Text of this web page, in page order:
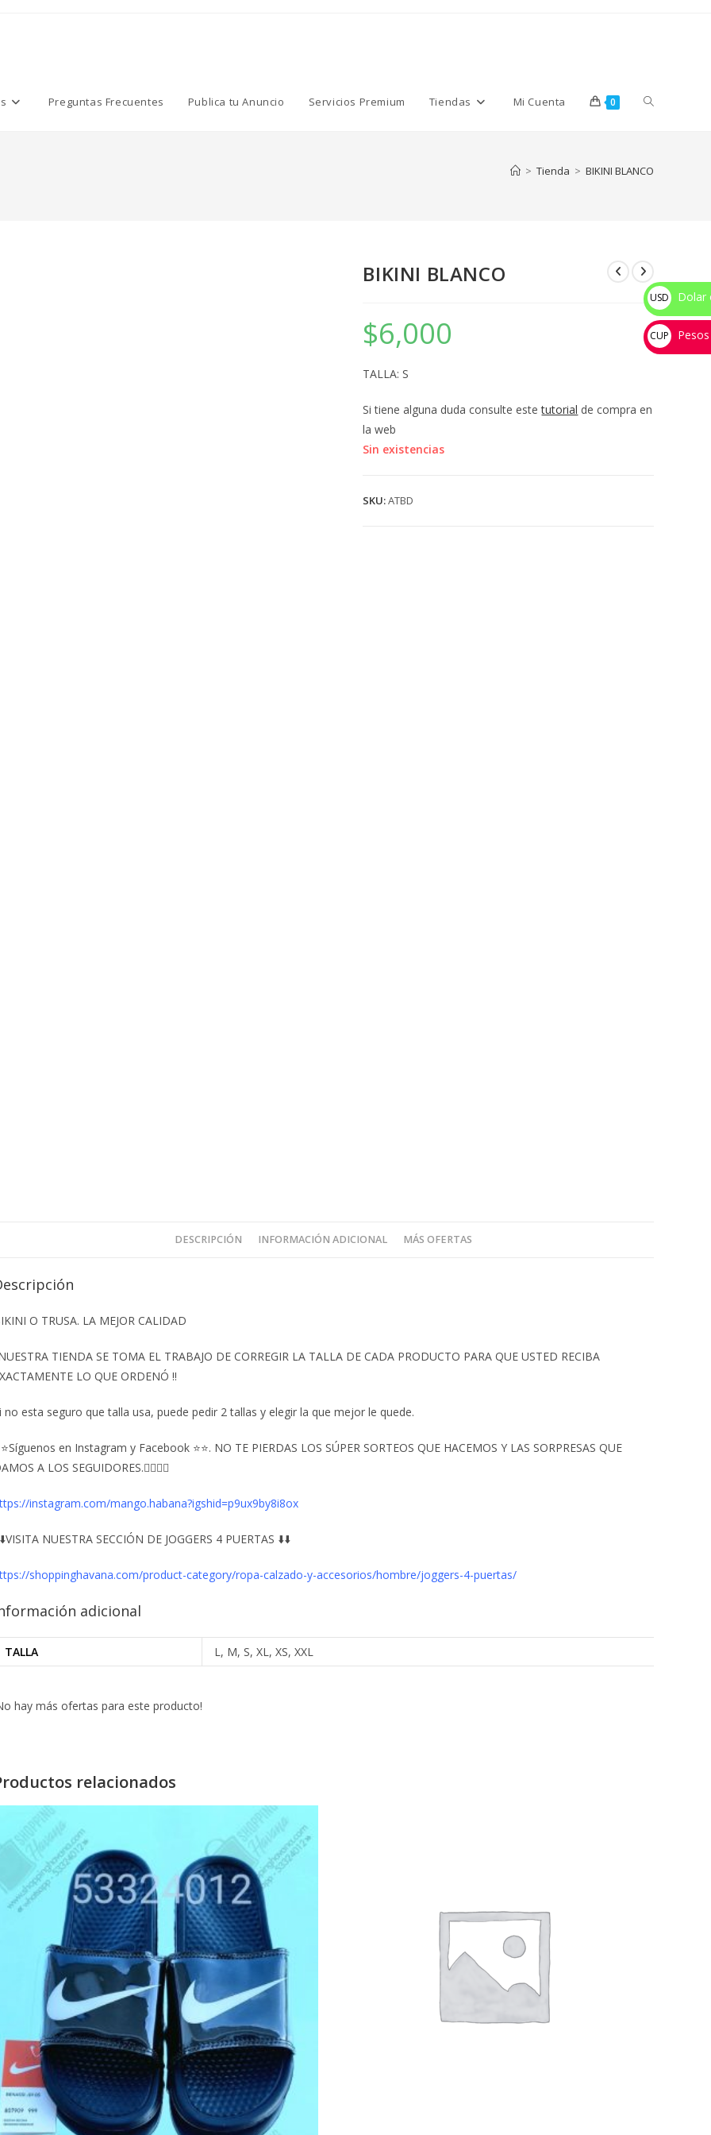
Preguntas Frecuentes Publica tu Anuncio Servicios Premium Tiendas Mi Cuenta 0 Alternar
la
web
> Tienda > BIKINI BLANCO
BIKINI BLANCO
$6,000
TALLA: S
Si tiene alguna duda consulte estetutorial de compra en
la web
Sin existencias
SKU:ATBD
DESCRIPCIÓN INFORMACIÓN ADICIONAL MÁS OFERTAS
O TRUSA. LA MEJOR CALIDAD
TIENDA SE TOMA EL TRABAJO DE CORREGIR LA TALLA DE CADA PRODUCTO PARA QUE USTED RECIBA
LO QUE ORDENÓ ‼️
no esta seguro que talla usa, puede pedir 2 tallas y elegir la que mejor le quede.
en Instagram y Facebook ⭐⭐. NO TE PIERDAS LOS SÚPER SORTEOS QUE HACEMOS Y LAS SORPRESAS QUE
A LOS SEGUIDORES.👇🏻👇🏻
instagram.com/mango.habana?igshid=p9ux9by8i8ox
NUESTRA SECCIÓN DE JOGGERS 4 PUERTAS ⬇️⬇️
shoppinghavana.com/product-category/ropa-calzado-y-accesorios/hombre/joggers-4-puertas/
adicional
TALLA L, M, S, XL, XS, XXL
hay más ofertas para este producto!
relacionados
USD
$
Dolar
CUP
💰
Pesos